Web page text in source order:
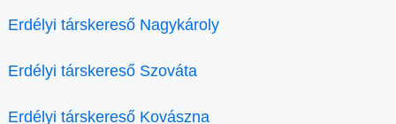
Erdélyi társkereső Nagykároly
Erdélyi társkereső Szováta
Erdélyi társkereső Kovászna